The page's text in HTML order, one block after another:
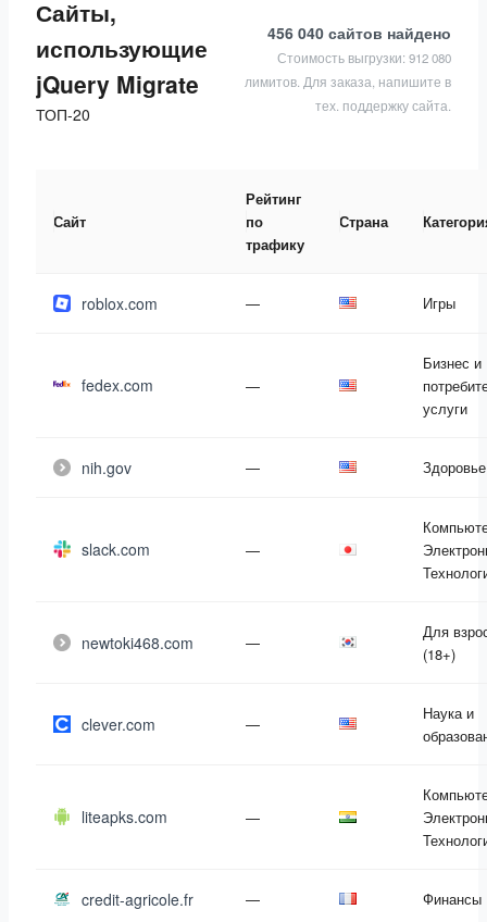
Сайты,
использующие
jQuery Migrate
ТОП-20
456 040 сайтов найдено
Стоимость выгрузки: 912 080
лимитов. Для заказа, напишите в
тех. поддержку сайта.
Сайт
Рейтинг
по
трафику
Страна
roblox.com — Игры
fedex.com —
Бизнес и
услуги
nih.gov — Здоровье
slack.com —
newtoki468.com —
Для
(18+)
clever.com —
Наука и
liteapks.com —
credit-agricole.fr — Финансы